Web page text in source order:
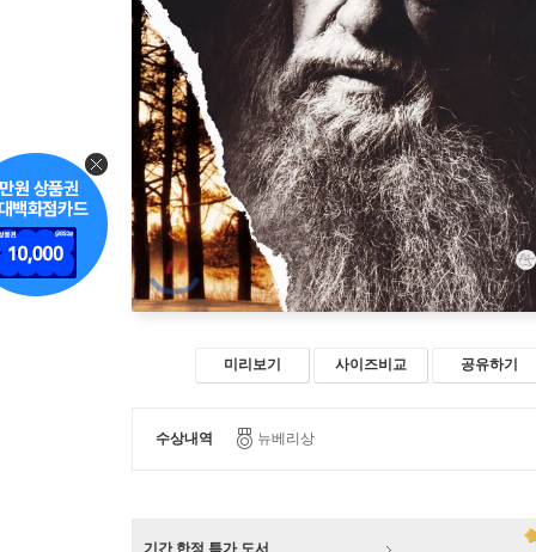
미리보기 사이즈비교 공유하기
수상내역 뉴베리상
기간 한정 특가 도서